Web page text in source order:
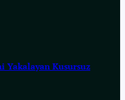
Yakalayan Kusursuz